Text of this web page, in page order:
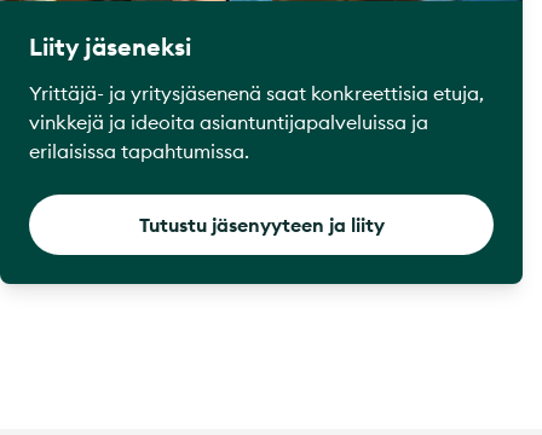
Liity jäseneksi
Yrittäjä- ja yritysjäsenenä saat konkreettisia etuja,
vinkkejä ja ideoita asiantuntijapalveluissa ja
erilaisissa tapahtumissa.
Tutustu jäsenyyteen ja liity